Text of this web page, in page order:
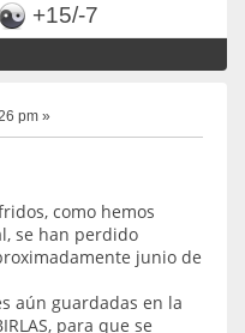
+15/-7
pm »
como hemos
se han perdido
junio de
aún guardadas en la
para que se